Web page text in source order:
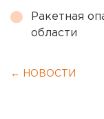
Ракетная
области
← НОВОСТИ